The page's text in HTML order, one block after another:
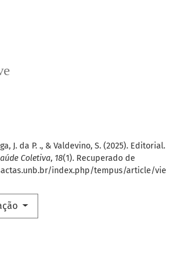
J. da P. ., & Valdevino, S. (2025). Editorial.
Coletiva, 18(1). Recuperado de
index.php/tempus/article/vie